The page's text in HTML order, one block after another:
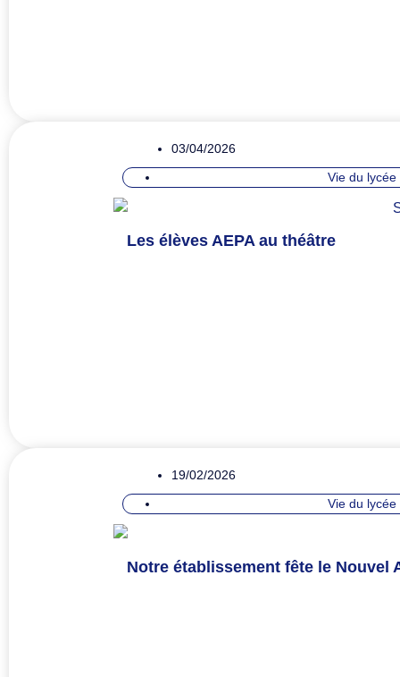
03/04/2026
Vie du lycée
Les élèves AEPA au théâtre
19/02/2026
Vie du lycée
Notre établissement fête le Nouvel